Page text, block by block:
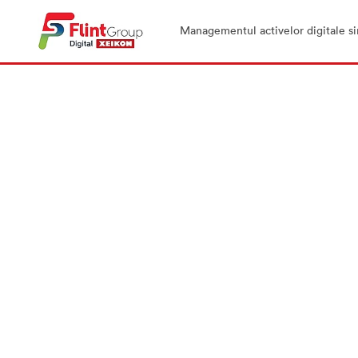
Managementul activelor digitale